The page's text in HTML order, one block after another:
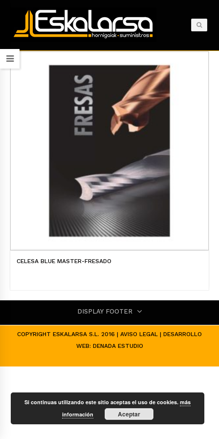
CELESA BLUE MASTER-FRESADO
DISPLAY FOOTER
COPYRIGHT ESKALARSA S.L. 2016 | AVISO LEGAL | DESARROLLO
WEB: DENADA ESTUDIO
Si continuas utilizando este sitio aceptas el uso de cookies.más
información
Aceptar